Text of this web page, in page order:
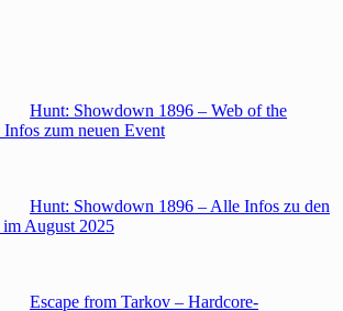
Hunt: Showdown 1896 – Web of the
zum neuen Event
Hunt: Showdown 1896 – Alle Infos zu den
August 2025
Escape from Tarkov – Hardcore-